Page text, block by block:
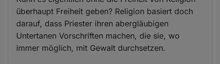
überhaupt Freiheit geben? Religion basiert doch
darauf, dass Priester ihren abergläubigen
Untertanen Vorschriften machen, die sie, wo
immer möglich, mit Gewalt durchsetzen.